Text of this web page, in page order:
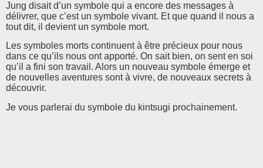
Jung disait d’un symbole qui a encore des messages à
délivrer, que c’est un symbole vivant. Et que quand il nous a
tout dit, il devient un symbole mort.
Les symboles morts continuent à être précieux pour nous
dans ce qu’ils nous ont apporté. On sait bien, on sent en soi
qu’il a fini son travail. Alors un nouveau symbole émerge et
de nouvelles aventures sont à vivre, de nouveaux secrets à
découvrir.
Je vous parlerai du symbole du kintsugi prochainement.